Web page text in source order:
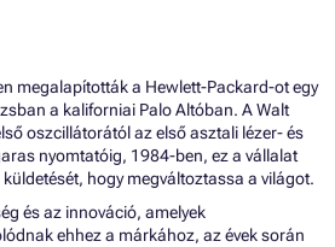
megalapították a Hewlett-Packard-ot egy
a kaliforniai Palo Altóban. A Walt
oszcillátorától az első asztali lézer- és
nyomtatóig, 1984-ben, ez a vállalat
hogy megváltoztassa a világot.
és az innováció, amelyek
ehhez a márkához, az évek során